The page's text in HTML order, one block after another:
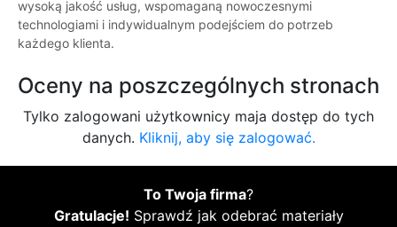
wysoką jakość usług, wspomaganą nowoczesnymi
technologiami i indywidualnym podejściem do potrzeb
każdego klienta.
Oceny na poszczególnych stronach
Tylko zalogowani użytkownicy maja dostęp do tych
danych. Kliknij, aby się zalogować.
To Twoja firma?
Gratulacje! Sprawdź jak odebrać materiały